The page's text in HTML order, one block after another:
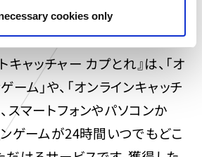
cookies only
キャッチャー カプとれ』は、「オ
ーム」や、「オンラインキャッチ
スマートフォンやパソコンか
ゲームが24時間いつでもどこ